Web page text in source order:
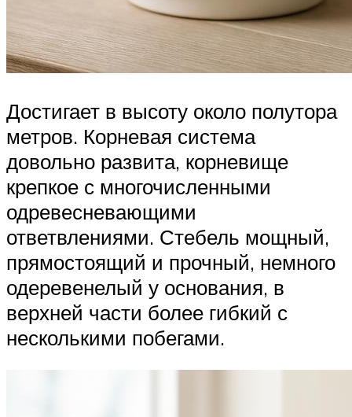
Достигает в высоту около полутора
метров. Корневая система
довольно развита, корневище
крепкое с многочисленными
одревесневающими
ответвлениями. Стебель мощный,
прямостоящий и прочный, немного
одеревенелый у основания, в
верхней части более гибкий с
несколькими побегами.